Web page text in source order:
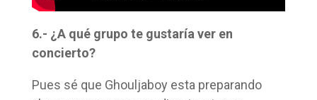
6.- ¿A qué grupo te gustaría ver en
concierto?
Pues sé que Ghouljaboy esta preparando